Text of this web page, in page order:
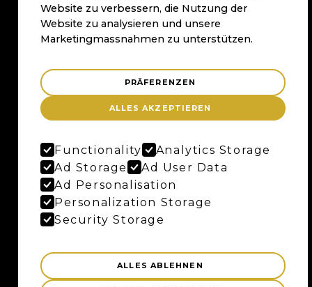
Maybaum AG
Bruggerstrasse 37
5400 Baden
Anfahrtsplan
Google Maps
BERN
Maybaum AG
Uferweg 15
3013 Bern
ZÜRICH
Website zu verbessern, die Nutzung der
Website zu analysieren und unsere
Marketingmassnahmen zu unterstützen.
PRÄFERENZEN
ALLES AKZEPTIEREN
Functionality
Analytics Storage
Ad Storage
Ad User Data
Ad Personalisation
Personalization Storage
Security Storage
ALLES ABLEHNEN